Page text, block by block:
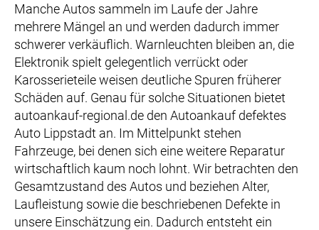
Manche Autos sammeln im Laufe der Jahre
mehrere Mängel an und werden dadurch immer
schwerer verkäuflich. Warnleuchten bleiben an, die
Elektronik spielt gelegentlich verrückt oder
Karosserieteile weisen deutliche Spuren früherer
Schäden auf. Genau für solche Situationen bietet
autoankauf-regional.de den Autoankauf defektes
Auto Lippstadt an. Im Mittelpunkt stehen
Fahrzeuge, bei denen sich eine weitere Reparatur
wirtschaftlich kaum noch lohnt. Wir betrachten den
Gesamtzustand des Autos und beziehen Alter,
Laufleistung sowie die beschriebenen Defekte in
unsere Einschätzung ein. Dadurch entsteht ein